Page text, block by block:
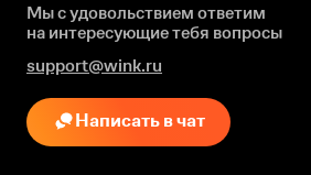
Мы с удовольствием ответим
на интересующиетебя вопросы
support@wink.ru
Написать в чат